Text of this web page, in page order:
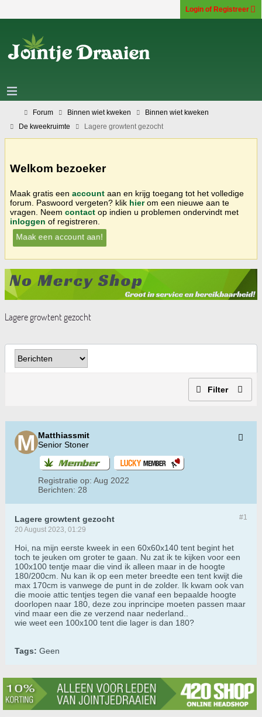
Login of Registreer
Forum Binnen wiet kweken
Binnen wiet kweken
De kweekruimte
Lagere growtent gezocht
Welkom bezoeker
Maak gratis een account aan en krijg toegang tot het volledige
forum. Paswoord vergeten? klik hierom een nieuwe aan te
vragen. Neem contact op indien u problemen ondervindt met
inloggen of registreren.
Maak een account aan!
Lagere growtent gezocht
Filter
Matthiassmit
Senior Stoner
Registratie op: Aug 2022
Berichten: 28
#1
Lagere growtent gezocht
20 August 2023, 01:29
Hoi, na mijn eerste kweek in een 60x60x140 tent begint het
toch te jeuken om groter te gaan. Nu zat ik te kijken voor een
100x100 tentje maar die vind ik alleen maar in de hoogte
180/200cm. Nu kan ik op een meter breedte een tent kwijt die
max 170cm is vanwege de punt in de zolder. Ik kwam ook van
die mooie attic tentjes tegen die vanaf een bepaalde hoogte
doorlopen naar 180, deze zou inprincipe moeten passen maar
vind maar een die ze verzend naar nederland..
wie weet een 100x100 tent die lager is dan 180?
Tags: Geen